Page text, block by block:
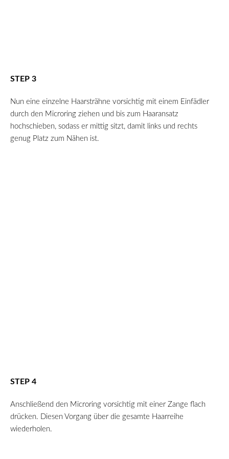
STEP 3
Nun eine einzelne Haarsträhne vorsichtig mit einem Einfädler
durch den Microring ziehen und bis zum Haaransatz
hochschieben, sodass er mittig sitzt, damit links und rechts
genug Platz zum Nähen ist.
STEP 4
Anschließend den Microring vorsichtig mit einer Zange flach
drücken. Diesen Vorgang über die gesamte Haarreihe
wiederholen.